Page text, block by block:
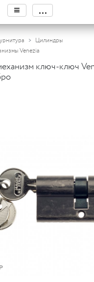
≡ ...
Цилиндры
Venezia
ключ-ключ